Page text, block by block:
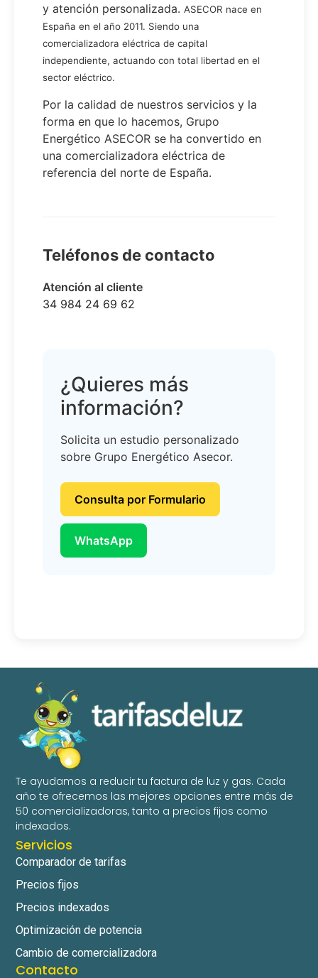
y atención personalizada. ASECOR nace en
España en el año 2011. Siendo una
comercializadora eléctrica de capital
independiente, actuando con total libertad en el
sector eléctrico.
Por la calidad de nuestros servicios y la
forma en que lo hacemos, Grupo
Energético ASECOR se ha convertido en
una comercializadora eléctrica de
referencia del norte de España.
Teléfonos de contacto
Atención al cliente
34 984 24 69 62
¿Quieres más
información?
Solicita un estudio personalizado
sobre Grupo Energético Asecor.
Consulta por Formulario
WhatsApp
Te ayudamos a reducir tu factura de luz y gas. Cada
año te ofrecemos las mejores opciones entre más de
50 comercializadoras, tanto a precios fijos como
indexados.
Servicios
Comparador de tarifas
Precios fijos
Precios indexados
Optimización de potencia
Cambio de comercializadora
Contacto